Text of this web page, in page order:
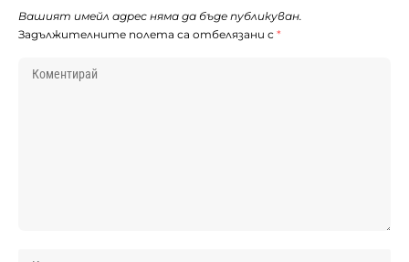
Вашият имейл адрес няма да бъде публикуван.
Задължителните полета са отбелязани с *